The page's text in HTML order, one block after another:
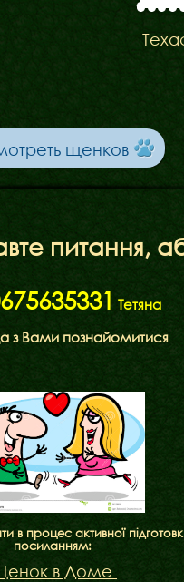
щенков
питання,
Тетяна
з Вами познайомитися
процес активної
посиланням:
в Доме